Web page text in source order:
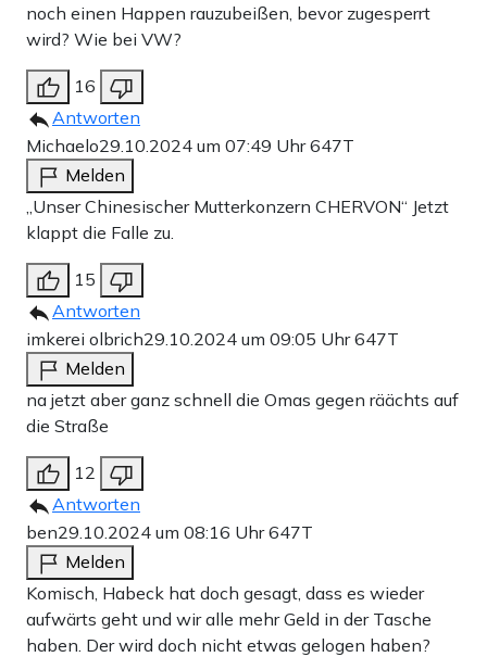
noch einen Happen rauzubeißen, bevor zugesperrt
wird? Wie bei VW?
16
Antworten
Michaelo29.10.2024 um 07:49 Uhr647T
Melden
„Unser Chinesischer Mutterkonzern CHERVON“ Jetzt
klappt die Falle zu.
15
Antworten
imkerei olbrich29.10.2024 um 09:05 Uhr647T
Melden
na jetzt aber ganz schnell die Omas gegen räächts auf
die Straße
12
Antworten
ben29.10.2024 um 08:16 Uhr647T
Melden
Komisch, Habeck hat doch gesagt, dass es wieder
aufwärts geht und wir alle mehr Geld in der Tasche
haben. Der wird doch nicht etwas gelogen haben?